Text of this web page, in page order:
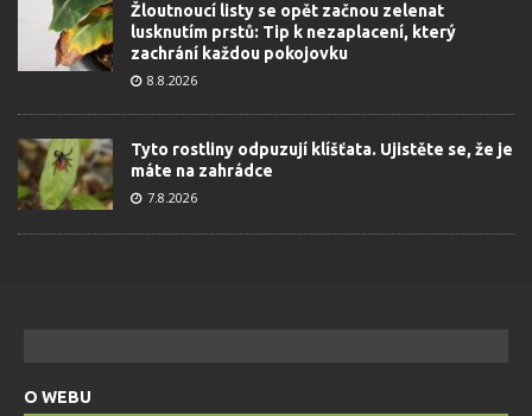
Žloutnoucí listy se opět začnou zelenat
lusknutím prstů: Tip k nezaplacení, který
zachrání každou pokojovku
8.8.2026
Tyto rostliny odpuzují klíšťata. Ujistěte se, že je
máte na zahrádce
7.8.2026
O WEBU